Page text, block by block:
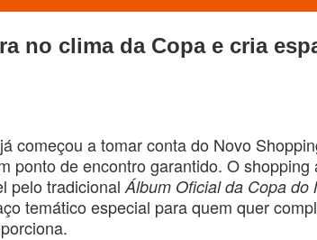
no clima da Copa e cria
começou a tomar conta do Novo
ponto de encontro garantido. O
pelo tradicional Álbum Oficial da Copa do
temático especial para quem quer